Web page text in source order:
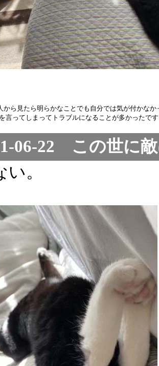
から見たら明らかなことでも自分では気が付かな
言ってしまってトラブルになることが多かったで
06-22 この世に
い。